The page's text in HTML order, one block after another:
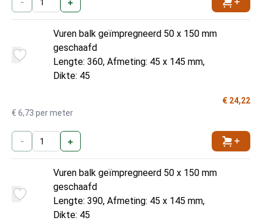
Vuren balk geïmpregneerd 50 x 150 mm
geschaafd
Lengte: 360, Afmeting: 45 x 145 mm,
Dikte: 45
€ 24,22
€ 6,73 per meter
- +
Vuren balk geïmpregneerd 50 x 150 mm
geschaafd
Lengte: 390, Afmeting: 45 x 145 mm,
Dikte: 45